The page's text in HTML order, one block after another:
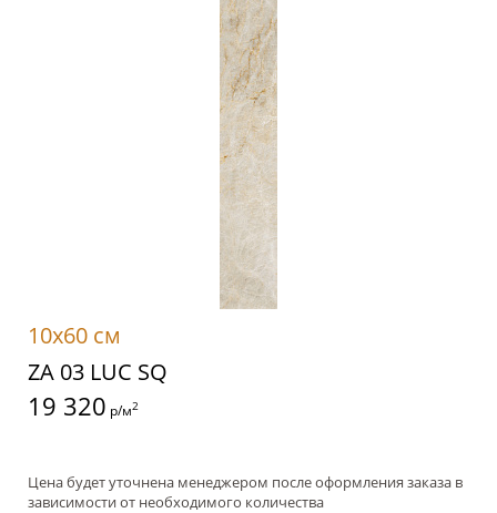
10x60 см
ZA 03 LUC SQ
19 320 р/м2
Цена будет уточнена менеджером после оформления заказа в
зависимости от необходимого количества